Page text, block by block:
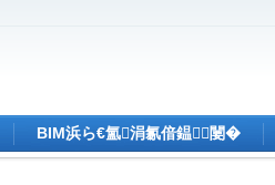
BIM浜ら€氳涓氱偣鎾闄�